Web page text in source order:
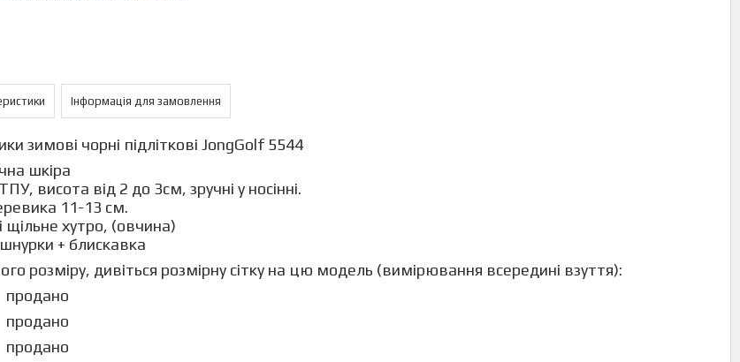
Інформація для замовлення
зимові чорні підліткові JongGolf 5544
шкіра
висота від 2 до 3см, зручні у носінні.
11-13 см.
щільне хутро, (овчина)
+ блискавка
розміру, дивіться розмірну сітку на цю модель (вимірювання всередині взуття):